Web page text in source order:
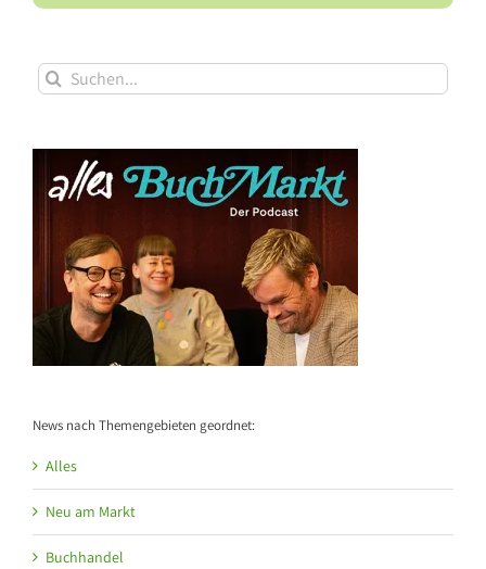
Suche
nach:
News nach Themengebieten geordnet:
Alles
Neu am Markt
Buchhandel